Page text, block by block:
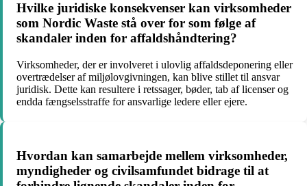
Hvilke juridiske konsekvenser kan virksomheder
som Nordic Waste stå over for som følge af
skandaler inden for affaldshåndtering?
Virksomheder, der er involveret i ulovlig affaldsdeponering eller
overtrædelser af miljølovgivningen, kan blive stillet til ansvar
juridisk. Dette kan resultere i retssager, bøder, tab af licenser og
endda fængselsstraffe for ansvarlige ledere eller ejere.
Hvordan kan samarbejde mellem virksomheder,
myndigheder og civilsamfundet bidrage til at